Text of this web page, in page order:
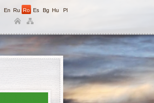
En Ru Ro Es Bg Hu Pl